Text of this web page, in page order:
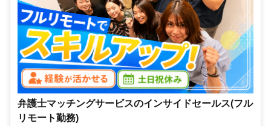
弁護士マッチングサービスのインサイドセールス(フル
リモート勤務)